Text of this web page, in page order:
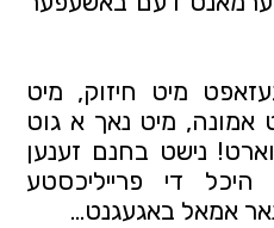
מיט חיזוק, מיט
אמונה, מיט נאך א גוט
נישט בחנם זענען
היכל די פרייליכסטע
אמאל באגעגנט…